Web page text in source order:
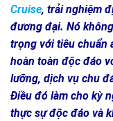
Cruise, trải nghiệm
đương đại. Nó
trọng với tiêu chuẩn
hoàn toàn độc đáo
lưỡng, dịch vụ chu
Điều đó làm cho kỳ
thực sự độc đáo và